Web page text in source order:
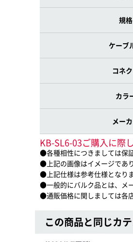
規格
ケーブ
コネ
カラ
メー
KB-SL6-03ご購入に際
●各種相性につきましては保
●上記の画像はイメージであ
●上記仕様は参考仕様となり
●一般的にバルク品とは、メ
●通販価格に関しましては各
この商品と同じカ